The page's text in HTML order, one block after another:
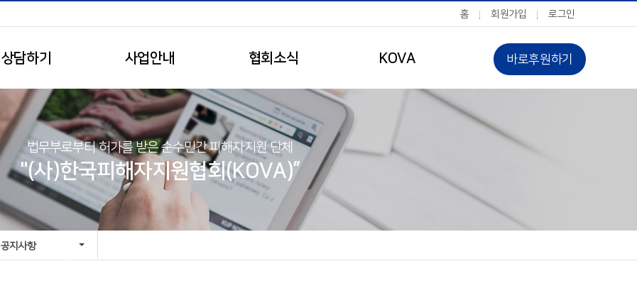
홈 회원가입 로그인
바로후원하기
상담하기 사업안내 협회소식 KOVA
법무부로부터 허가를 받은 순수민간 피해자지원 단체
"(사)한국피해자지원협회(KOVA)”
공지사항